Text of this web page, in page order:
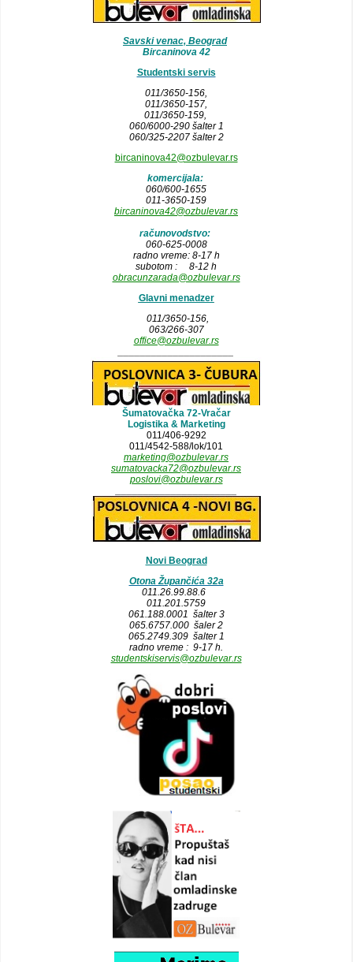
Savski venac, Beograd
Bircaninova 42
Studentski servis
011/3650-156,
011/3650-157,
011/3650-159,
060/6000-290 šalter 1
060/325-2207 šalter 2
bircaninova42@ozbulevar.rs
komercijala:
060/600-1655
011-3650-159
bircaninova42@ozbulevar.rs
računovodstvo:
060-625-0008
radno vreme: 8-17 h
subotom : 8-12 h
obracunzarada@ozbulevar.rs
Glavni menadzer
011/3650-156,
063/266-307
office@ozbulevar.rs
Šumatovačka 72-Vračar
Logistika & Marketing
011/406-9292
011/4542-588/lok/101
marketing@ozbulevar.rs
sumatovacka72@ozbulevar.rs
poslovi@ozbulevar.rs
Novi Beograd
Otona Župančića 32a
011.26.99.88.6
011.201.5759
061.188.0001 šalter 3
065.6757.000 šaler 2
065.2749.309 šalter 1
radno vreme : 9-17 h.
studentskiservis@ozbulevar.rs